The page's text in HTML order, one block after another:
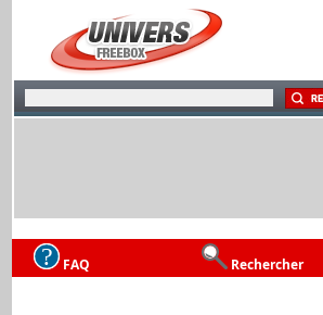
FAQ Rechercher